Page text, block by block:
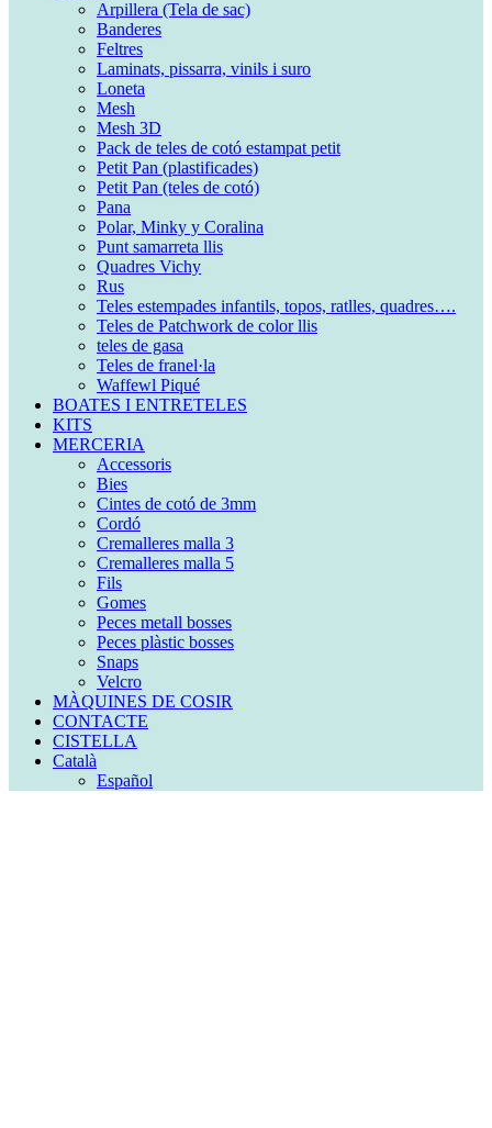
Arpillera (Tela de sac)
Banderes
Feltres
Laminats, pissarra, vinils i suro
Loneta
Mesh
Mesh 3D
Pack de teles de cotó estampat petit
Petit Pan (plastificades)
Petit Pan (teles de cotó)
Pana
Polar, Minky y Coralina
Punt samarreta llis
Quadres Vichy
Rus
Teles estempades infantils, topos, ratlles, quadres….
Teles de Patchwork de color llis
teles de gasa
Teles de franel·la
Waffewl Piqué
BOATES I ENTRETELES
KITS
MERCERIA
Accessoris
Bies
Cintes de cotó de 3mm
Cordó
Cremalleres malla 3
Cremalleres malla 5
Fils
Gomes
Peces metall bosses
Peces plàstic bosses
Snaps
Velcro
MÀQUINES DE COSIR
CONTACTE
CISTELLA
Català
Español